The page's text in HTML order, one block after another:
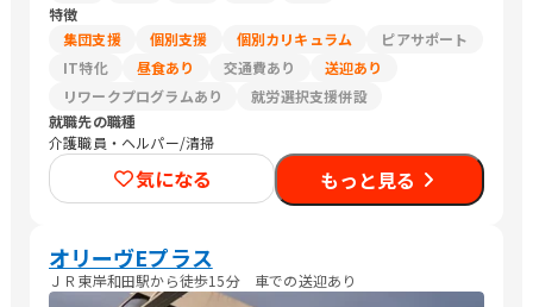
特徴
集団支援
個別支援 個別カリキュラム
ピアサポート
IT特化
昼食あり 交通費あり
送迎あり
リワークプログラムあり
就労選択支援併設
就職先の職種
介護職員・ヘルパー/清掃
気になる もっと見る
オリーヴEプラス
ＪＲ東岸和田駅から徒歩15分 車での送迎あり